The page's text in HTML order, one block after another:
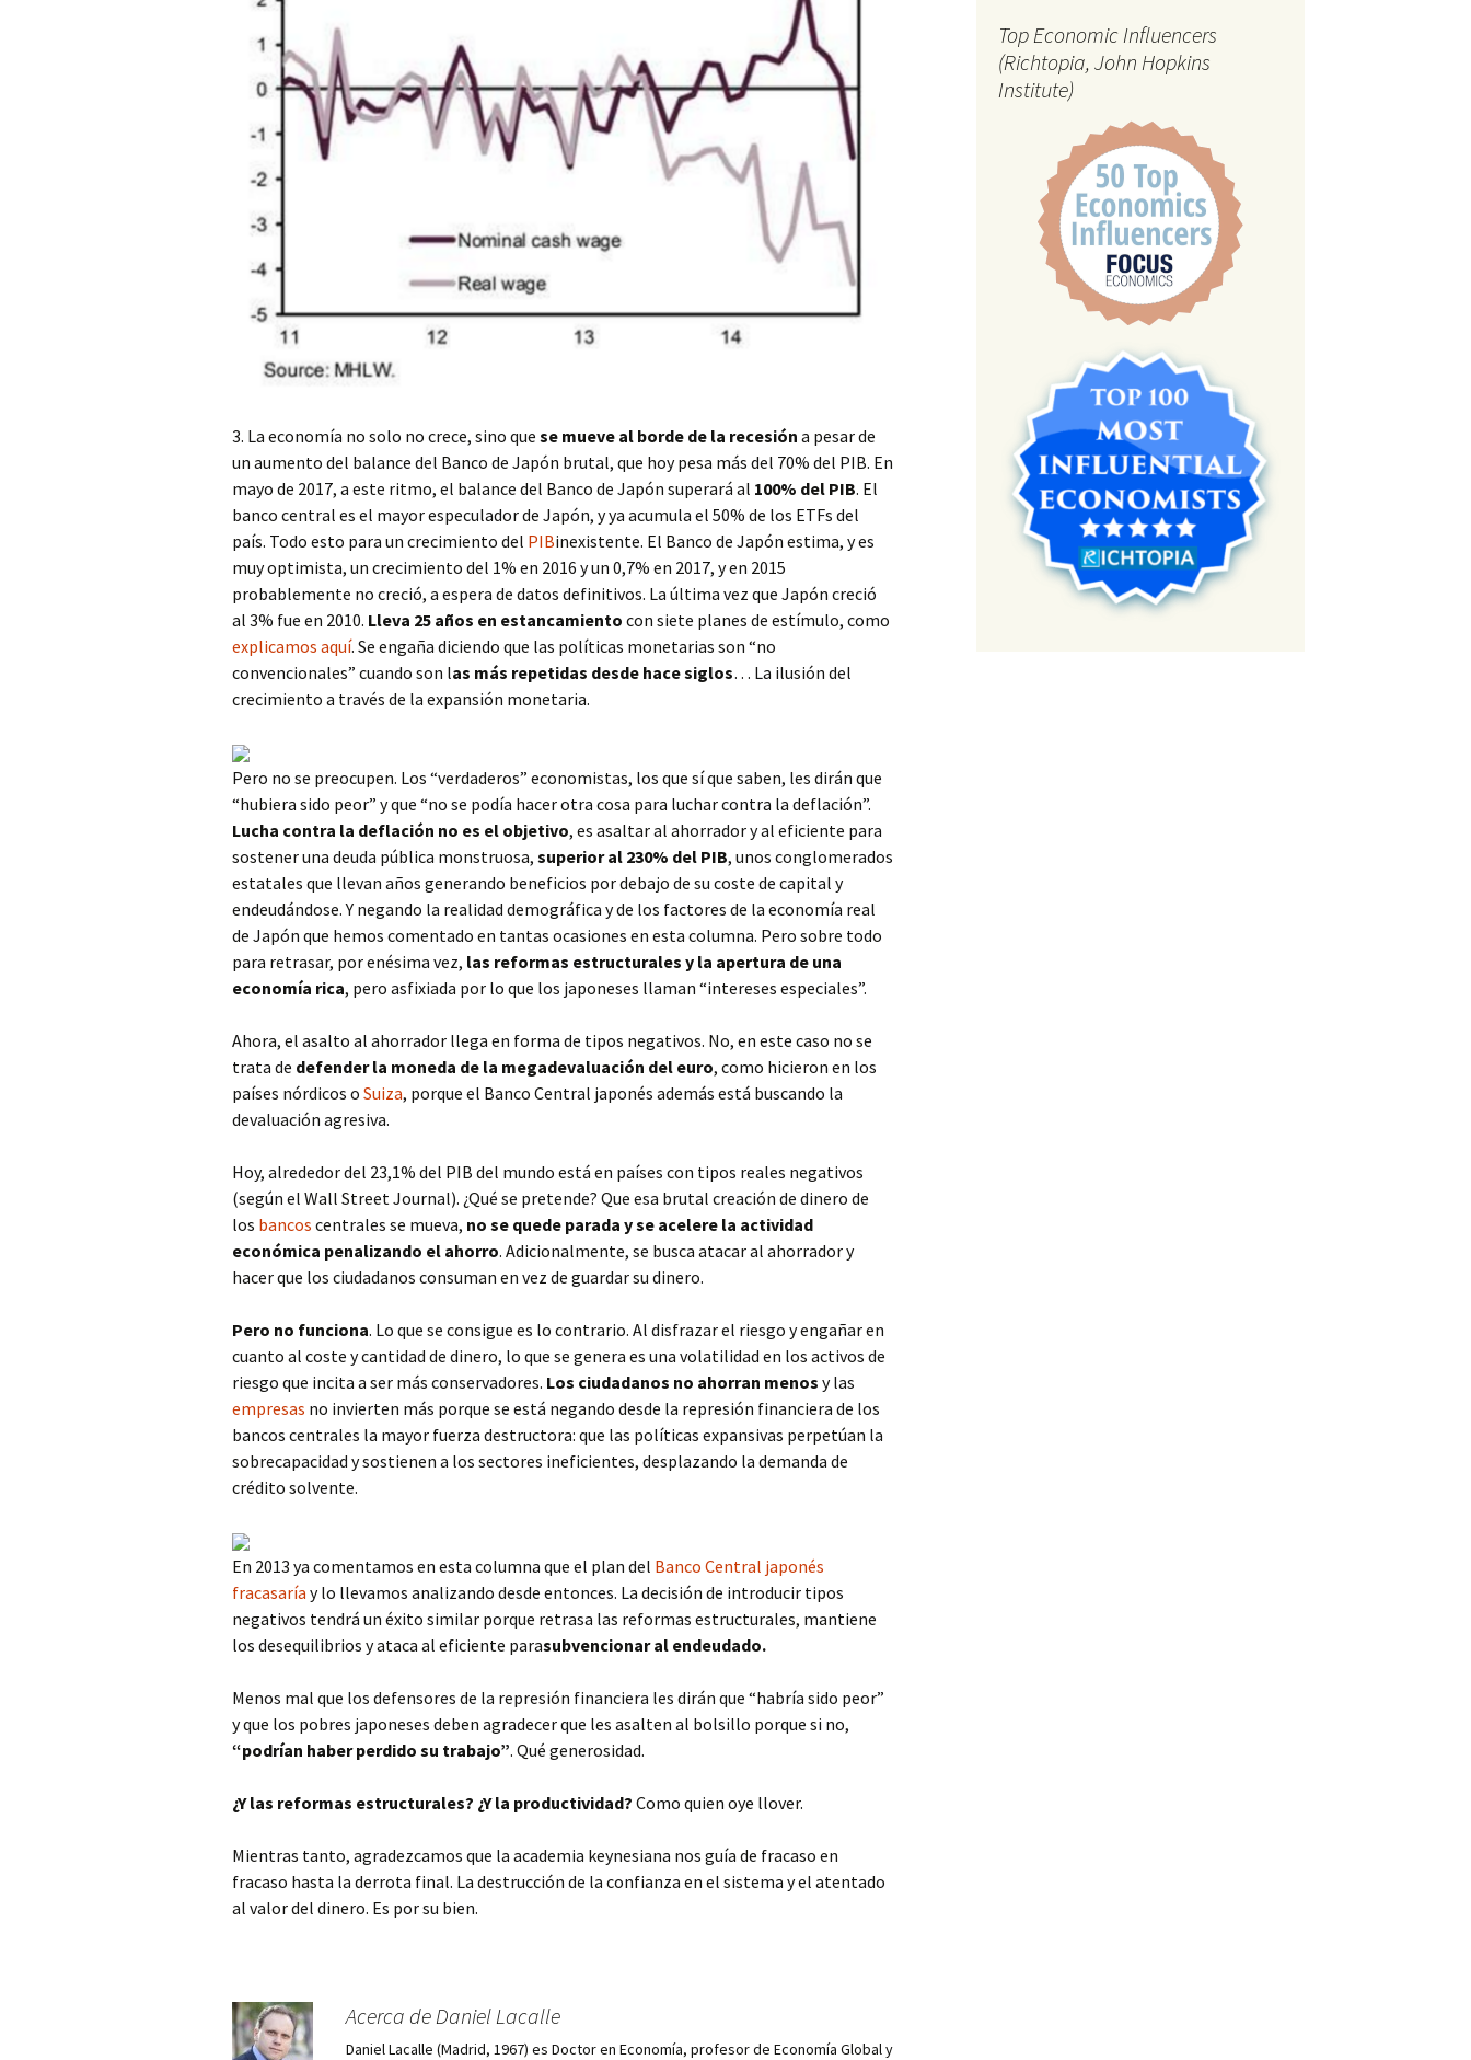
3. La economía no solo no crece, sino que se mueve al borde de la recesión a pesar de
un aumento del balance del Banco de Japón brutal, que hoy pesa más del 70% del PIB. En
mayo de 2017, a este ritmo, el balance del Banco de Japón superará al 100% del PIB. El
banco central es el mayor especulador de Japón, y ya acumula el 50% de los ETFs del
país. Todo esto para un crecimiento del PIBinexistente. El Banco de Japón estima, y es
muy optimista, un crecimiento del 1% en 2016 y un 0,7% en 2017, y en 2015
probablemente no creció, a espera de datos definitivos. La última vez que Japón creció
al 3% fue en 2010. Lleva 25 años en estancamiento con siete planes de estímulo, como
explicamos aquí. Se engaña diciendo que las políticas monetarias son “no
convencionales” cuando son las más repetidas desde hace siglos… La ilusión del
crecimiento a través de la expansión monetaria.
Pero no se preocupen. Los “verdaderos” economistas, los que sí que saben, les dirán que
“hubiera sido peor” y que “no se podía hacer otra cosa para luchar contra la deflación”.
Lucha contra la deflación no es el objetivo, es asaltar al ahorrador y al eficiente para
sostener una deuda pública monstruosa, superior al 230% del PIB, unos conglomerados
estatales que llevan años generando beneficios por debajo de su coste de capital y
endeudándose. Y negando la realidad demográfica y de los factores de la economía real
de Japón que hemos comentado en tantas ocasiones en esta columna. Pero sobre todo
para retrasar, por enésima vez, las reformas estructurales y la apertura de una
economía rica, pero asfixiada por lo que los japoneses llaman “intereses especiales”.
Ahora, el asalto al ahorrador llega en forma de tipos negativos. No, en este caso no se
trata de defender la moneda de la megadevaluación del euro, como hicieron en los
países nórdicos o Suiza, porque el Banco Central japonés además está buscando la
devaluación agresiva.
Hoy, alrededor del 23,1% del PIB del mundo está en países con tipos reales negativos
(según el Wall Street Journal). ¿Qué se pretende? Que esa brutal creación de dinero de
los bancos centrales se mueva, no se quede parada y se acelere la actividad
económica penalizando el ahorro. Adicionalmente, se busca atacar al ahorrador y
hacer que los ciudadanos consuman en vez de guardar su dinero.
Pero no funciona. Lo que se consigue es lo contrario. Al disfrazar el riesgo y engañar en
cuanto al coste y cantidad de dinero, lo que se genera es una volatilidad en los activos de
riesgo que incita a ser más conservadores. Los ciudadanos no ahorran menos y las
empresas no invierten más porque se está negando desde la represión financiera de los
bancos centrales la mayor fuerza destructora: que las políticas expansivas perpetúan la
sobrecapacidad y sostienen a los sectores ineficientes, desplazando la demanda de
crédito solvente.
En 2013 ya comentamos en esta columna que el plan del Banco Central japonés
fracasaría y lo llevamos analizando desde entonces. La decisión de introducir tipos
negativos tendrá un éxito similar porque retrasa las reformas estructurales, mantiene
los desequilibrios y ataca al eficiente parasubvencionar al endeudado.
Menos mal que los defensores de la represión financiera les dirán que “habría sido peor”
y que los pobres japoneses deben agradecer que les asalten al bolsillo porque si no,
“podrían haber perdido su trabajo”. Qué generosidad.
¿Y las reformas estructurales? ¿Y la productividad? Como quien oye llover.
Mientras tanto, agradezcamos que la academia keynesiana nos guía de fracaso en
fracaso hasta la derrota final. La destrucción de la confianza en el sistema y el atentado
al valor del dinero. Es por su bien.
Acerca de Daniel Lacalle
Daniel Lacalle (Madrid, 1967) es Doctor en Economía, profesor de Economía Global y
Top Economic Influencers
(Richtopia, John Hopkins
Institute)